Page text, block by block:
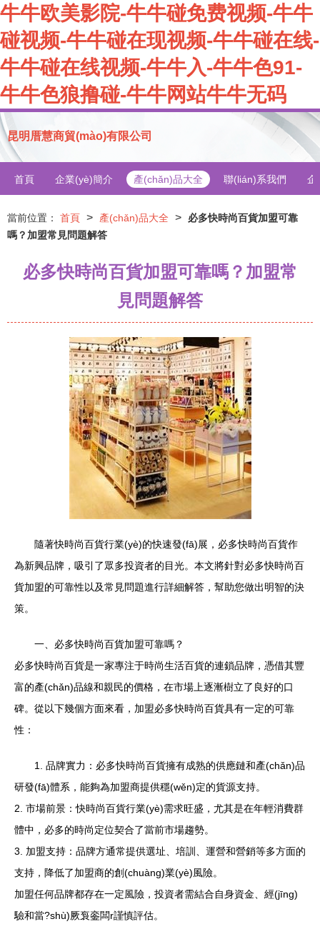
牛牛欧美影院-牛牛碰免费视频-牛牛
碰视频-牛牛碰在现视频-牛牛碰在线-
牛牛碰在线视频-牛牛入-牛牛色91-
牛牛色狼撸碰-牛牛网站牛牛无码
昆明厝慧商貿(mào)有限公司
首頁 企業(yè)簡介 產(chǎn)品大全 聯(lián)系我們 企
當前位置： 首頁 > 產(chǎn)品大全 >
必多快時尚百貨加盟可靠
嗎？加盟常見問題解答
必多快時尚百貨加盟可靠嗎？加盟常
見問題解答
隨著快時尚百貨行業(yè)的快速發(fā)展，必多快時尚百貨作
為新興品牌，吸引了眾多投資者的目光。本文將針對必多快時尚百
貨加盟的可靠性以及常見問題進行詳細解答，幫助您做出明智的決
策。
一、必多快時尚百貨加盟可靠嗎？
必多快時尚百貨是一家專注于時尚生活百貨的連鎖品牌，憑借其豐
富的產(chǎn)品線和親民的價格，在市場上逐漸樹立了良好的口
碑。從以下幾個方面來看，加盟必多快時尚百貨具有一定的可靠
性：
1. 品牌實力：必多快時尚百貨擁有成熟的供應鏈和產(chǎn)品
研發(fā)體系，能夠為加盟商提供穩(wěn)定的貨源支持。
2. 市場前景：快時尚百貨行業(yè)需求旺盛，尤其是在年輕消費群
體中，必多的時尚定位契合了當前市場趨勢。
3. 加盟支持：品牌方通常提供選址、培訓、運營和營銷等多方面的
支持，降低了加盟商的創(chuàng)業(yè)風險。
加盟任何品牌都存在一定風險，投資者需結合自身資金、經(jīng)
驗和當?shù)厥袌銮闆r謹慎評估。